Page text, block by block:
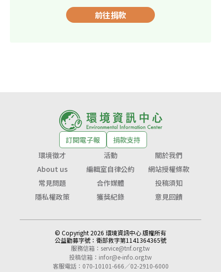
前往捐款
訂閱電子報
捐款支持
環境徵才
活動
關於我們
About us
編輯室自律公約
網站授權條款
常見問題
合作媒體
投稿須知
隱私權政策
獲獎紀錄 意見回饋
© Copyright 2026 環境資訊中心 版權所有
公益勸募字號： 衛部救字第1141364365號
服務信箱： service@tnf.org.tw
投稿信箱： infor@e-info.org.tw
客服電話：070-10101-666／02-2910-6000